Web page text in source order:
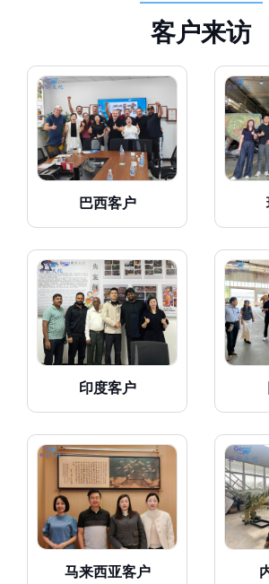
客户来访
巴西客户
印度客户
马来西亚客户